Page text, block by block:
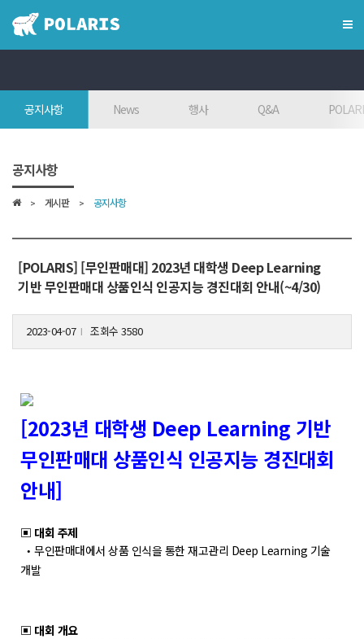
인재상
참여대학/조직도
오시는 길
학위학사 안내
학사일정
성과확산센터
공지사항 News 행사 Q&A
공지사항
게시판 공지사항
[POLARIS] [무인판매대] 2023년 대학생 Deep Learning
기반 무인판매대 상품인식 인공지능 경진대회 안내(~4/30)
2023-04-07 조회수 3580
[2023년 대학생 Deep Learning 기반
무인판매대 상품인식 인공지능 경진대회
안내]
▣ 대회 주제
• 무인판매대에서 상품 인식을 통한 재고관리 Deep Learning 기술
개발
▣ 대회 개요